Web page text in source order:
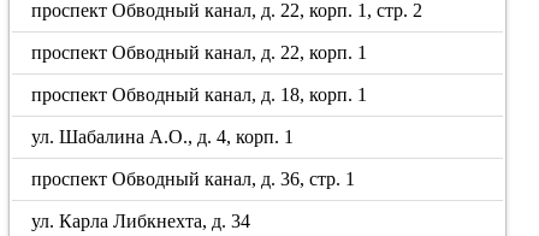
проспект Обводный канал, д. 22, корп. 1, стр. 2
проспект Обводный канал, д. 22, корп. 1
проспект Обводный канал, д. 18, корп. 1
ул. Шабалина А.О., д. 4, корп. 1
проспект Обводный канал, д. 36, стр. 1
ул. Карла Либкнехта, д. 34